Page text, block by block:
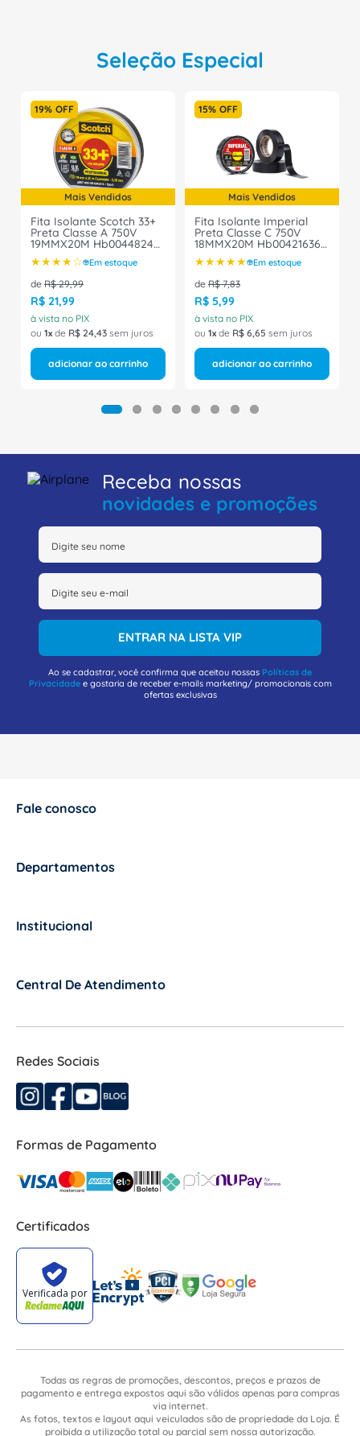
Seleção Especial
Mais Vendidos
19% OFF
Fita Isolante Scotch 33+
Preta Classe A 750V
19MMX20M Hb004482483
3M
★★★★☆ Em estoque
de R$ 29,99
R$ 21,99
à vista no PIX
ou 1 de R$ 24,43 sem juros
adicionar ao carrinho
Mais Vendidos
15% OFF
Fita Isolante Imperial
Preta Classe C 750V
18MMX20M Hb004216360
3M
★★★★★ Em estoque
de R$ 7,83
R$ 5,99
à vista no PIX
ou 1 de R$ 6,65 sem juros
adicionar ao carrinho
Receba nossas
novidades e promoções
ENTRAR NA LISTA VIP
Ao se cadastrar, você confirma que aceitou nossas Políticas de
Privacidadee gostaria de receber e-mails marketing/ promocionais com
ofertas exclusivas
Fale conosco
Departamentos
Institucional
Central De Atendimento
Redes Sociais
Formas de Pagamento
Certificados
Todas as regras de promoções, descontos, preços e prazos de
pagamento e entrega expostos aqui são válidos apenas para compras
via internet.
As fotos, textos e layout aqui veiculados são de propriedade da Loja. É
proibida a utilização total ou parcial sem nossa autorização.